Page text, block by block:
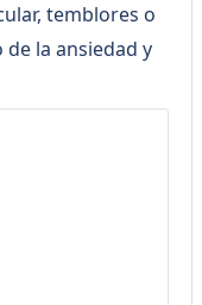
temblores o
la ansiedad y